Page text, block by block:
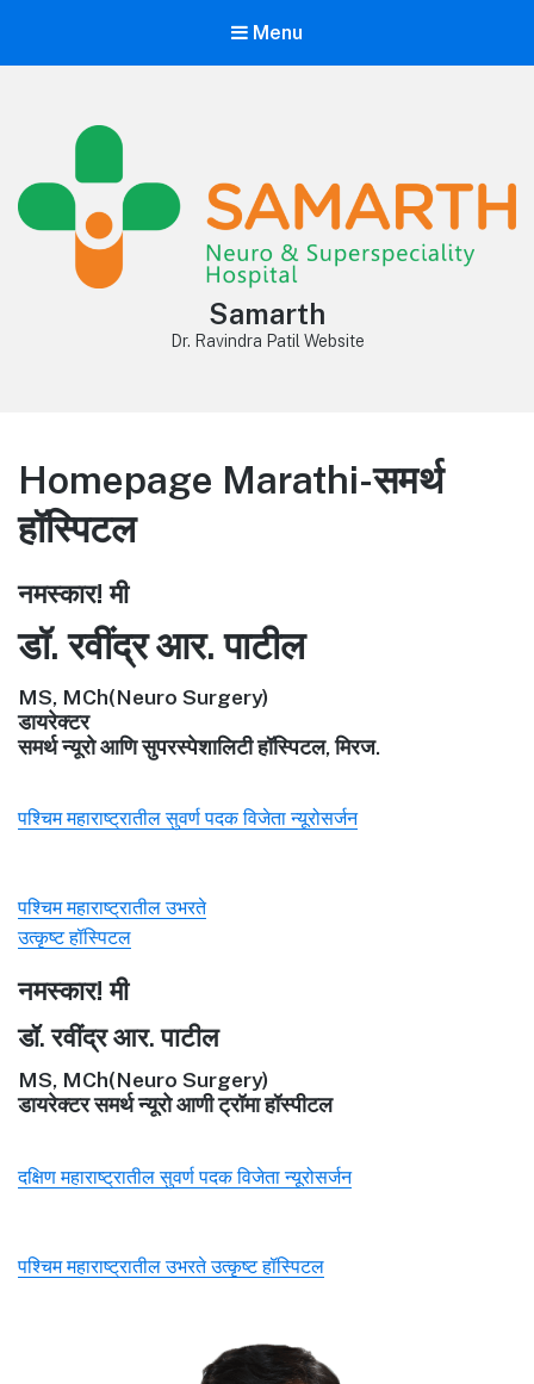
Menu
Samarth
Dr. Ravindra Patil Website
Homepage Marathi-समर्थ
हॉस्पिटल
नमस्कार! मी
डॉ. रवींद्र आर. पाटील
MS, MCh(Neuro Surgery)
डायरेक्टर
समर्थ न्यूरो आणि सुपरस्पेशालिटी हॉस्पिटल, मिरज.
पश्चिम महाराष्ट्रातील सुवर्ण पदक विजेता न्यूरोसर्जन
पश्चिम महाराष्ट्रातील उभरते
उत्कृष्ट हॉस्पिटल
नमस्कार! मी
डॉ. रवींद्र आर. पाटील
MS, MCh(Neuro Surgery)
डायरेक्टर समर्थ न्यूरो आणी ट्रॉमा हॉस्पीटल
दक्षिण महाराष्ट्रातील सुवर्ण पदक विजेता न्यूरोसर्जन
पश्चिम महाराष्ट्रातील उभरते उत्कृष्ट हॉस्पिटल